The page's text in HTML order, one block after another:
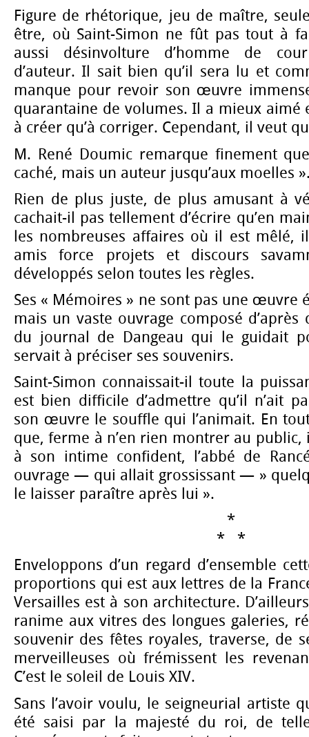
Figure de rhétorique, jeu de maître,
être, où Saint-Simon ne fût pas tout à
aussi désinvolture d’homme de
d’auteur. Il sait bien qu’il sera lu et
manque pour revoir son œuvre
quarantaine de volumes. Il a mieux aimé
à créer qu’à corriger. Cependant, il veut
M. René Doumic remarque finement
caché, mais un auteur jusqu’aux moelles
Rien de plus juste, de plus amusant à
cachait-il pas tellement d’écrire qu’en
les nombreuses affaires où il est mêlé,
amis force projets et discours
développés selon toutes les règles.
Ses « Mémoires » ne sont pas une œuvre
mais un vaste ouvrage composé d’après
du journal de Dangeau qui le guidait
servait à préciser ses souvenirs.
Saint-Simon connaissait-il toute la
est bien difficile d’admettre qu’il n’ait
son œuvre le souffle qui l’animait. En
que, ferme à n’en rien montrer au public,
à son intime confident, l’abbé de
ouvrage — qui allait grossissant — »
le laisser paraître après lui ».
*
* *
Enveloppons d’un regard d’ensemble
proportions qui est aux lettres de la
Versailles est à son architecture.
ranime aux vitres des longues galeries,
souvenir des fêtes royales, traverse, de
merveilleuses où frémissent les
C’est le soleil de Louis XIV.
Sans l’avoir voulu, le seigneurial artiste
été saisi par la majesté du roi, de